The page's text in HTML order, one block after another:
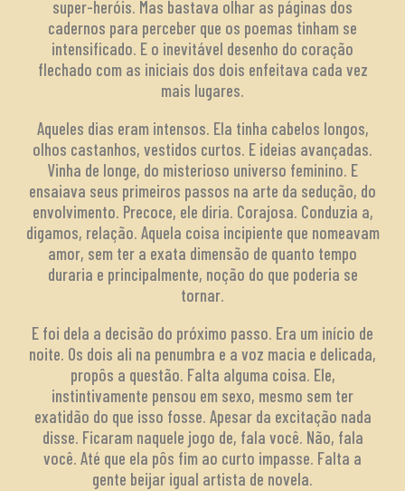
super-heróis. Mas bastava olhar as páginas dos
cadernos para perceber que os poemas tinham se
intensificado. E o inevitável desenho do coração
flechado com as iniciais dos dois enfeitava cada vez
mais lugares.
Aqueles dias eram intensos. Ela tinha cabelos longos,
olhos castanhos, vestidos curtos. E ideias avançadas.
Vinha de longe, do misterioso universo feminino. E
ensaiava seus primeiros passos na arte da sedução, do
envolvimento. Precoce, ele diria. Corajosa. Conduzia a,
digamos, relação. Aquela coisa incipiente que nomeavam
amor, sem ter a exata dimensão de quanto tempo
duraria e principalmente, noção do que poderia se
tornar.
E foi dela a decisão do próximo passo. Era um início de
noite. Os dois ali na penumbra e a voz macia e delicada,
propôs a questão. Falta alguma coisa. Ele,
instintivamente pensou em sexo, mesmo sem ter
exatidão do que isso fosse. Apesar da excitação nada
disse. Ficaram naquele jogo de, fala você. Não, fala
você. Até que ela pôs fim ao curto impasse. Falta a
gente beijar igual artista de novela.